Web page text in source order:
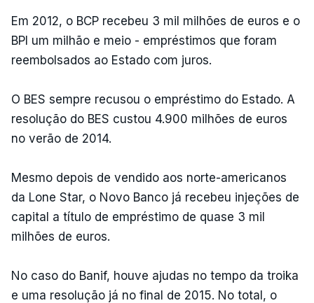
Em 2012, o BCP recebeu 3 mil milhões de euros e o
BPI um milhão e meio - empréstimos que foram
reembolsados ao Estado com juros.
O BES sempre recusou o empréstimo do Estado. A
resolução do BES custou 4.900 milhões de euros
no verão de 2014.
Mesmo depois de vendido aos norte-americanos
da Lone Star, o Novo Banco já recebeu injeções de
capital a título de empréstimo de quase 3 mil
milhões de euros.
No caso do Banif, houve ajudas no tempo da troika
e uma resolução já no final de 2015. No total, o